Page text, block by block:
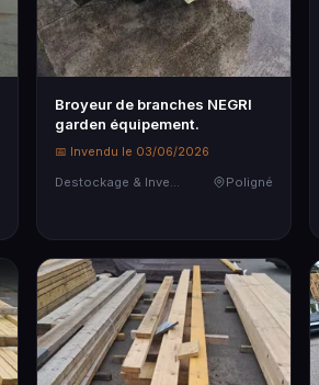
Broyeur de branches NEGRI
garden équipement.
📅 Invendu le 03/06/2026
Destockage & Invendus
Poligné